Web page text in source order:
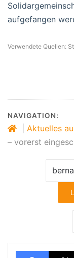
aufgefangen
Verwendete Quellen:
NAVIGATION:
Aktuelles
– vorerst